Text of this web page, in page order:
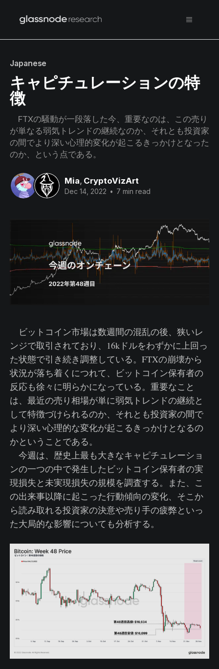
Japanese
キャピチュレーションの特
徴
FTXの騒動が一段落した今、重要なのは、この売り
が単なる弱気トレンドの継続なのか、それとも投資家
の間でより深い心理的変化が起こるきっかけとなった
のか、という点である。
Mia, CryptoVizArt
Dec 14, 2022 • 7 min read
ビットコイン市場は数週間の混乱の後、狭いレ
ンジで取引されており、16kドルをわずかに上回っ
た状態で引き続き調整している。FTXの崩壊から
状況が落ち着くにつれて、ビットコイン保有者の
反応も徐々に明らかになっている。重要なこと
は、最近の売り相場が単に弱気トレンドの継続と
して特徴づけられるのか、それとも投資家の間で
より深い心理的な変化が起こるきっかけとなるの
かということである。
今週は、歴史上最も大きなキャピチュレーショ
ンの一つの中で発生したビットコイン保有者の実
現損失と未実現損失の規模を調査する。また、こ
の出来事以降に起こった行動傾向の変化、そこか
ら読み取れる投資家の決意や売り手の疲弊といっ
た大局的な影響についても分析する。